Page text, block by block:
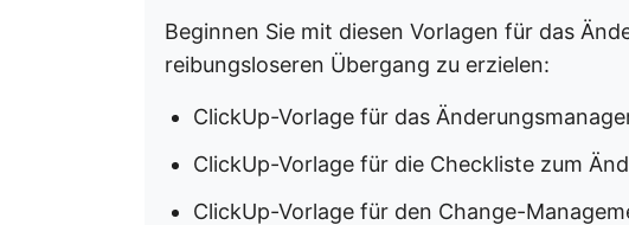
Beginnen Sie mit diesen Vorlagen für das
reibungsloseren Übergang zu erzielen:
ClickUp-Vorlage für das
ClickUp-Vorlage für die Checkliste zum
ClickUp-Vorlage für den Change-